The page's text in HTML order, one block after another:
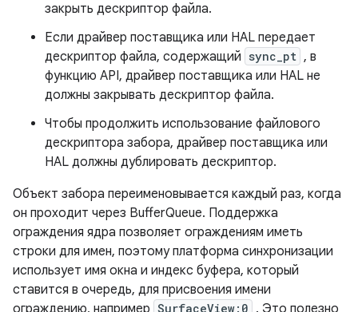
закрыть дескриптор файла.
Если драйвер поставщика или HAL передает
дескриптор файла, содержащий sync_pt , в
функцию API, драйвер поставщика или HAL не
должны закрывать дескриптор файла.
Чтобы продолжить использование файлового
дескриптора забора, драйвер поставщика или
HAL должны дублировать дескриптор.
Объект забора переименовывается каждый раз, когда
он проходит через BufferQueue. Поддержка
ограждения ядра позволяет ограждениям иметь
строки для имен, поэтому платформа синхронизации
использует имя окна и индекс буфера, который
ставится в очередь, для присвоения имени
ограждению, например SurfaceView:0 . Это полезно